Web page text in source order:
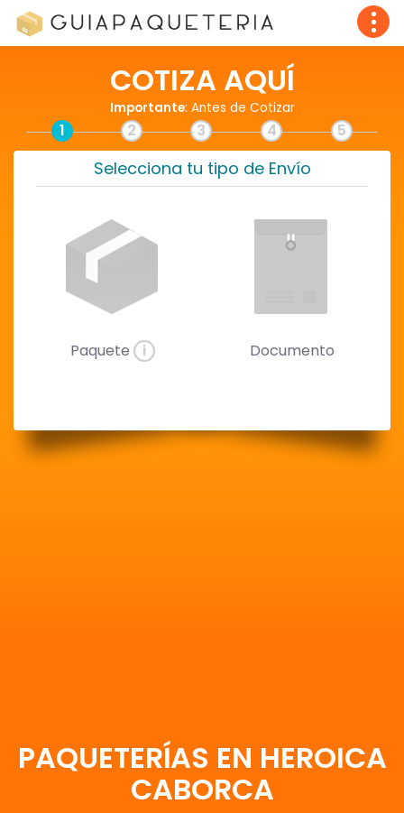
COTIZA AQUÍ
Importante: Antes de Cotizar
1 2 3 4 5
Selecciona tu tipo de Envío
Paquete i Documento
PAQUETERÍAS EN HEROICA
CABORCA